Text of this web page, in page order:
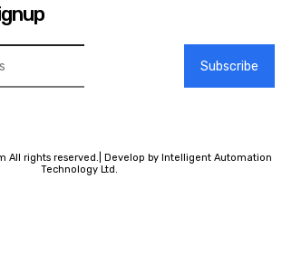
Subscribe
All rights reserved.| Develop by Intelligent Automation
Technology Ltd.